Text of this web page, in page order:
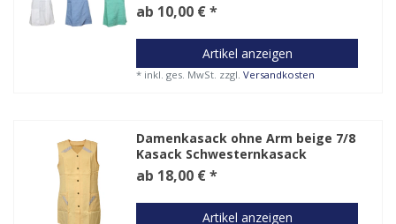
ab 10,00 € *
Artikel anzeigen
* inkl. ges. MwSt. zzgl.Versandkosten
Damenkasack ohne Arm beige 7/8
Kasack Schwesternkasack
ab 18,00 € *
Artikel anzeigen